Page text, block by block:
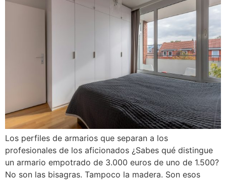
Los perfiles de armarios que separan a los
profesionales de los aficionados ¿Sabes qué distingue
un armario empotrado de 3.000 euros de uno de 1.500?
No son las bisagras. Tampoco la madera. Son esos